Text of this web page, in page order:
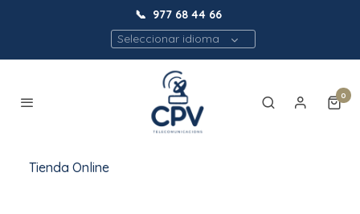
📞 977 68 44 66
Seleccionar idioma
0
Tienda Online